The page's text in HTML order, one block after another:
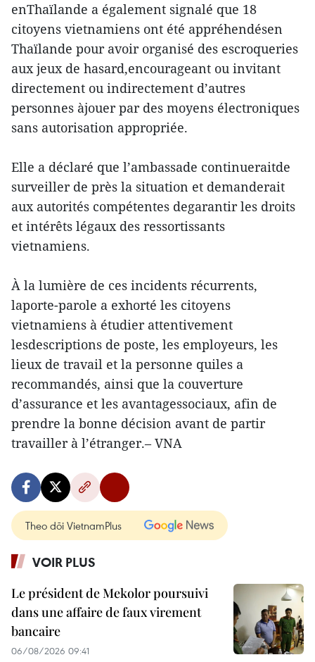
enThaïlande a également signalé que 18
citoyens vietnamiens ont été appréhendésen
Thaïlande pour avoir organisé des escroqueries
aux jeux de hasard,encourageant ou invitant
directement ou indirectement d’autres
personnes àjouer par des moyens électroniques
sans autorisation appropriée.
Elle a déclaré que l’ambassade continueraitde
surveiller de près la situation et demanderait
aux autorités compétentes degarantir les droits
et intérêts légaux des ressortissants
vietnamiens.
À la lumière de ces incidents récurrents,
laporte-parole a exhorté les citoyens
vietnamiens à étudier attentivement
lesdescriptions de poste, les employeurs, les
lieux de travail et la personne quiles a
recommandés, ainsi que la couverture
d’assurance et les avantagessociaux, afin de
prendre la bonne décision avant de partir
travailler à l’étranger.– VNA
Theo dõi VietnamPlus
VOIR PLUS
Le président de Mekolor poursuivi
dans une affaire de faux virement
bancaire
06/08/2026 09:41